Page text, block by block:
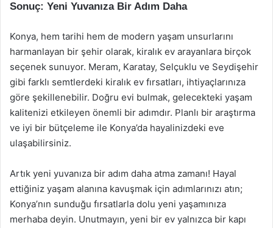
Sonuç: Yeni Yuvanıza Bir Adım Daha
Konya, hem tarihi hem de modern yaşam unsurlarını
harmanlayan bir şehir olarak, kiralık ev arayanlara birçok
seçenek sunuyor. Meram, Karatay, Selçuklu ve Seydişehir
gibi farklı semtlerdeki kiralık ev fırsatları, ihtiyaçlarınıza
göre şekillenebilir. Doğru evi bulmak, gelecekteki yaşam
kalitenizi etkileyen önemli bir adımdır. Planlı bir araştırma
ve iyi bir bütçeleme ile Konya’da hayalinizdeki eve
ulaşabilirsiniz.
Artık yeni yuvanıza bir adım daha atma zamanı! Hayal
ettiğiniz yaşam alanına kavuşmak için adımlarınızı atın;
Konya’nın sunduğu fırsatlarla dolu yeni yaşamınıza
merhaba deyin. Unutmayın, yeni bir ev yalnızca bir kapı